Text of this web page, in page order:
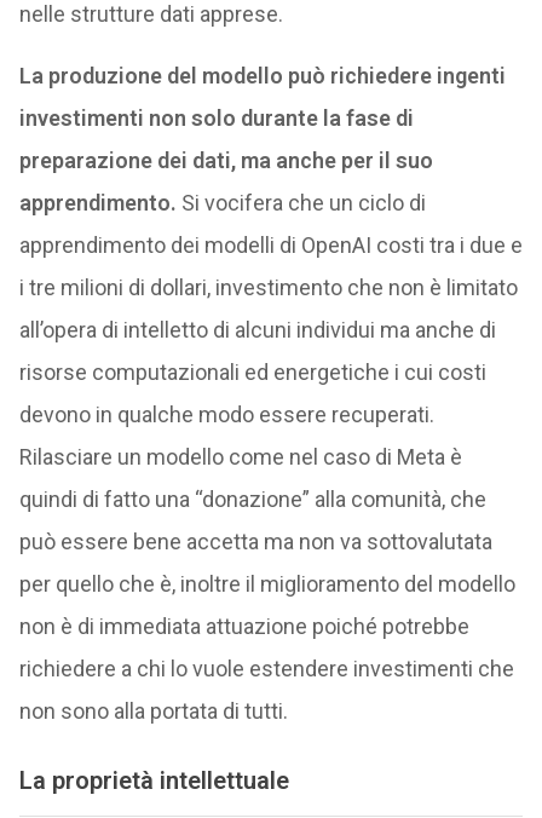
nelle strutture dati apprese.
La produzione del modello può richiedere ingenti
investimenti non solo durante la fase di
preparazione dei dati, ma anche per il suo
apprendimento. Si vocifera che un ciclo di
apprendimento dei modelli di OpenAI costi tra i due e
i tre milioni di dollari, investimento che non è limitato
all’opera di intelletto di alcuni individui ma anche di
risorse computazionali ed energetiche i cui costi
devono in qualche modo essere recuperati.
Rilasciare un modello come nel caso di Meta è
quindi di fatto una “donazione” alla comunità, che
può essere bene accetta ma non va sottovalutata
per quello che è, inoltre il miglioramento del modello
non è di immediata attuazione poiché potrebbe
richiedere a chi lo vuole estendere investimenti che
non sono alla portata di tutti.
La proprietà intellettuale